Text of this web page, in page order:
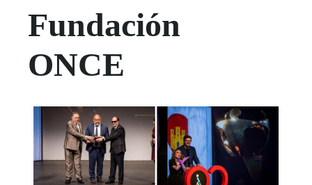
Fundación
ONCE